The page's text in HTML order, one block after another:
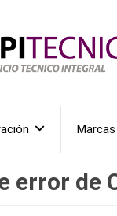
Marcas
error de